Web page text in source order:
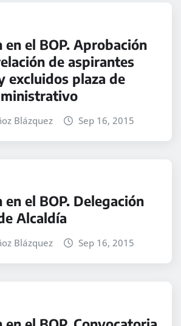
en el BOP. Aprobación
de aspirantes
excluidos plaza de
Blázquez Sep 16, 2015
en el BOP. Delegación
Alcaldía
Blázquez Sep 16, 2015